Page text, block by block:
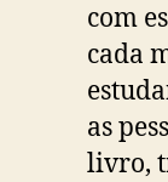
com
cada
as
livro,